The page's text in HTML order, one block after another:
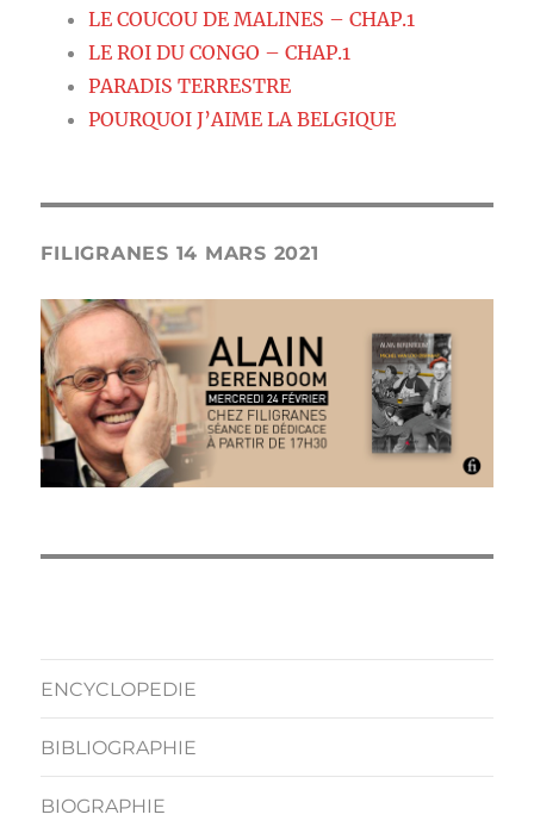
LE COUCOU DE MALINES – CHAP.1
LE ROI DU CONGO – CHAP.1
PARADIS TERRESTRE
POURQUOI J’AIME LA BELGIQUE
FILIGRANES 14 MARS 2021
ENCYCLOPEDIE
BIBLIOGRAPHIE
BIOGRAPHIE